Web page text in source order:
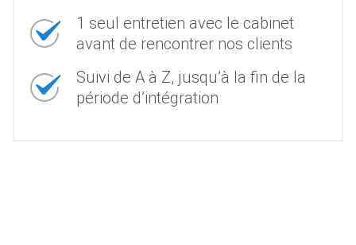
1 seul entretien avec le cabinet
avant de rencontrer nos clients
Suivi de A à Z, jusqu’à la fin de la
période d’intégration